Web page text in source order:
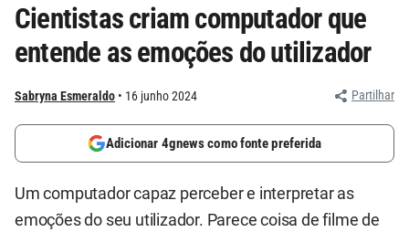
Cientistas criam computador que
entende as emoções do utilizador
Sabryna Esmeraldo 16 junho 2024 Partilhar
Adicionar 4gnews como fonte preferida
Um computador capaz perceber e interpretar as
emoções do seu utilizador. Parece coisa de filme de